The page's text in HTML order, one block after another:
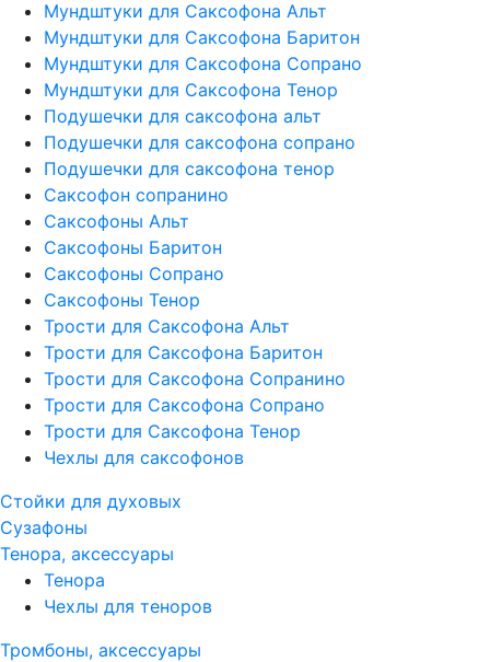
Мундштуки для Саксофона Альт
Мундштуки для Саксофона Баритон
Мундштуки для Саксофона Сопрано
Мундштуки для Саксофона Тенор
Подушечки для саксофона альт
Подушечки для саксофона сопрано
Подушечки для саксофона тенор
Саксофон сопранино
Саксофоны Альт
Саксофоны Баритон
Саксофоны Сопрано
Саксофоны Тенор
Трости для Саксофона Альт
Трости для Саксофона Баритон
Трости для Саксофона Сопранино
Трости для Саксофона Сопрано
Трости для Саксофона Тенор
Чехлы для саксофонов
Стойки для духовых
Сузафоны
Тенора, аксессуары
Тенора
Чехлы для теноров
Тромбоны, аксессуары